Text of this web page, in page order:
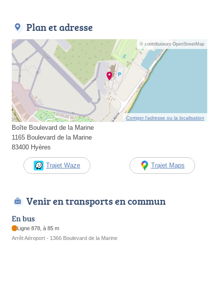
Plan et adresse
© contributeurs OpenStreetMap
Corriger l’adresse ou la localisation
Boîte Boulevard de la Marine
1165 Boulevard de la Marine
83400 Hyères
Trajet Waze Trajet Maps
Venir en transports en commun
En bus
Ligne 878, à 85 m
Arrêt Aéroport - 1366 Boulevard de la Marine